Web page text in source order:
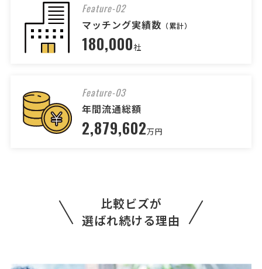
Feature-02
マッチング実績数 （累計）
180,000社
Feature-03
年間流通総額
2,879,602万円
比較ビズが
選ばれ続ける理由
[印刷物の種類] パンフレット [印刷物の概要] ■会社案内です。
【下記は、運営側で確認とれました追加情報となります】 確認項目：
用紙の種類は決まっていますか？ →決まっておりません。 確認項目：
デザインのスタイルやテーマはありますか？ →決 …
見積もり・相談依頼
総額予算 相談して決めたい
日本酒ラベル(700枚)の見積もり依頼
印刷会社 > その他印刷（ポスター等）